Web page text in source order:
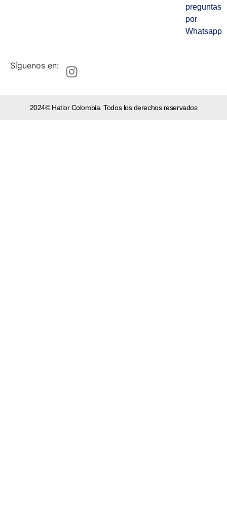
preguntas
por
Whatsapp
Síguenos en:
2024© Hatior Colombia. Todos los derechos reservados